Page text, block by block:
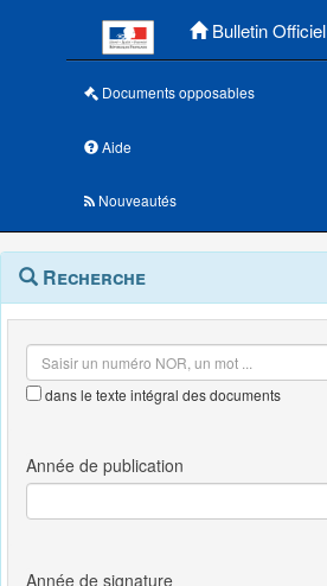
Bulletin Officiel
Documents opposables
Aide
Nouveautés
Navigation
outils
Menu
contextuel
Recherche
dans le texte intégral des documents